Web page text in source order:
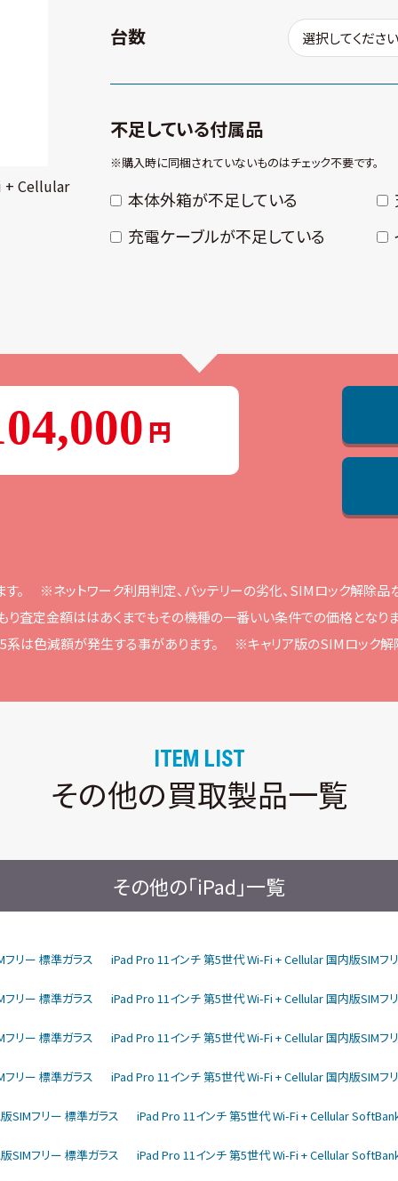
+ Cellular
台数
不足している付属品
※購⼊時に同梱されていないものはチェック不要です。
本体外箱が不⾜している
充電ケーブルが不⾜している
。
※ネットワーク利⽤判定、バッテリーの劣化、SIMロック解除
り査定⾦額ははあくまでもその機種の⼀番いい条件での価格となりま
は⾊減額が発⽣する事があります。
※キャリア版のSIMロック解
ITEM LIST
その他の買取製品一覧
その他の「iPad」一覧
リー 標準ガラス iPad Pro 11インチ 第5世代 Wi-Fi + Cellular 国内版SIMフ
リー 標準ガラス iPad Pro 11インチ 第5世代 Wi-Fi + Cellular 国内版SIMフ
リー 標準ガラス iPad Pro 11インチ 第5世代 Wi-Fi + Cellular 国内版SIMフ
リー 標準ガラス iPad Pro 11インチ 第5世代 Wi-Fi + Cellular 国内版SIMフ
SIMフリー 標準ガラス iPad Pro 11インチ 第5世代 Wi-Fi + Cellular
SIMフリー 標準ガラス iPad Pro 11インチ 第5世代 Wi-Fi + Cellular